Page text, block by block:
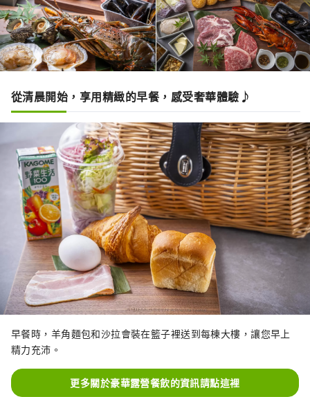
從清晨開始，享用精緻的早餐，感受奢華體驗♪
早餐時，羊角麵包和沙拉會裝在籃子裡送到每棟大樓，讓您早上
精力充沛。
更多關於豪華露營餐飲的資訊請點這裡